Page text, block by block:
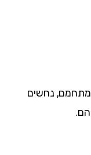
מתחמם, נחשים